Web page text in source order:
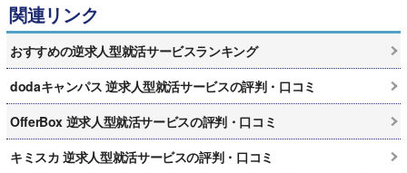
関連リンク
おすすめの逆求人型就活サービスランキング
dodaキャンパス 逆求人型就活サービスの評判・口コミ
OfferBox 逆求人型就活サービスの評判・口コミ
キミスカ 逆求人型就活サービスの評判・口コミ